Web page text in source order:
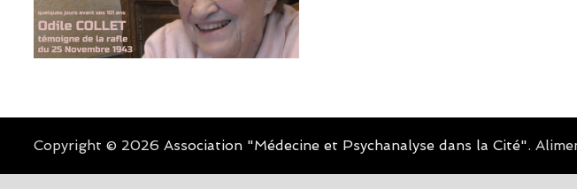
Copyright © 2026Association "Médecine et Psychanalyse dans la Cité".